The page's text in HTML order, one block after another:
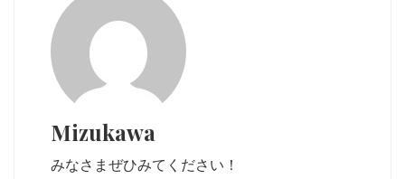
Mizukawa
みなさまぜひみてください！